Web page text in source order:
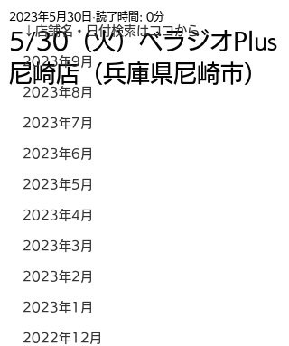
↓店舗名・日付検索はココから
2023年9月
2023年8月
2023年7月
2023年6月
2023年5月
2023年4月
2023年3月
2023年2月
2023年1月
2022年12月
5/30（火）ベラジオPlus
尼崎店（兵庫県尼崎市）
2023年5月30日 読了時間: 0分